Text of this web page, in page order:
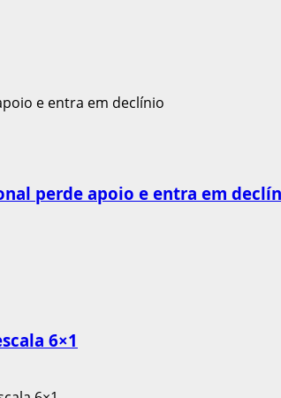
perde apoio e entra em
6×1